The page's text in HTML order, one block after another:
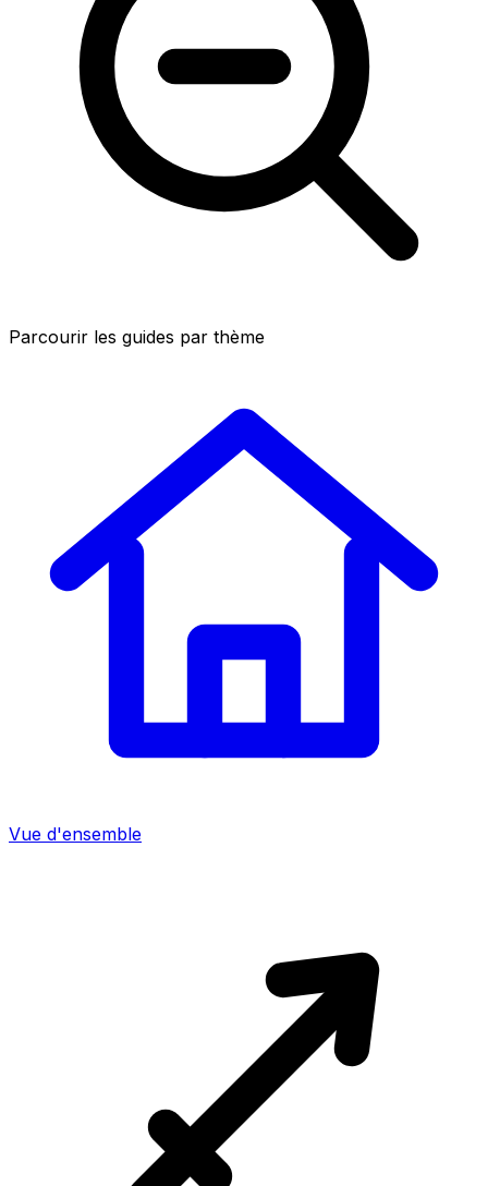
Parcourir les guides par thème
Vue d'ensemble